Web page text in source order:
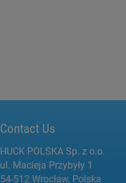
Contact Us
HUCK POLSKA Sp. z o.o.
ul. Macieja Przybyły 1
54-512 Wrocław, Polska